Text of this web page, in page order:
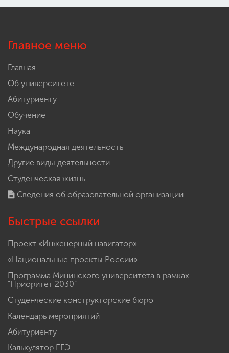
Главное меню
Главная
Об университете
Абитуриенту
Обучение
Наука
Международная деятельность
Другие виды деятельности
Студенческая жизнь
Сведения об образовательной организации
Быстрые ссылки
Проект «Инженерный навигатор»
«Национальные проекты России»
Программа Мининского университета в рамках
"Приоритет 2030"
Студенческие конструкторские бюро
Календарь мероприятий
Абитуриенту
Калькулятор ЕГЭ